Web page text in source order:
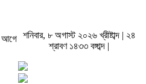
আগে শনিবার, ৮ অগাস্ট ২০২৬ খ্রীষ্টাব্দ | ২৪
শ্রাবণ ১৪৩৩ বঙ্গাব্দ |